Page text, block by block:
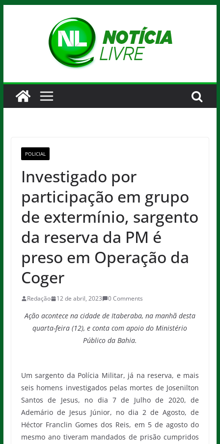
POLICIAL
Investigado por
participação em grupo
de extermínio, sargento
da reserva da PM é
preso em Operação da
Coger
Redação 12 de abril, 2023 0 Comments
Ação acontece na cidade de Itaberaba, na manhã desta
quarta-feira (12), e conta com apoio do Ministério
Público da Bahia.
Um sargento da Polícia Militar, já na reserva, e mais
seis homens investigados pelas mortes de Josenilton
Santos de Jesus, no dia 7 de Julho de 2020, de
Ademário de Jesus Júnior, no dia 2 de Agosto, de
Héctor Franclin Gomes dos Reis, em 5 de agosto do
mesmo ano tiveram mandados de prisão cumpridos